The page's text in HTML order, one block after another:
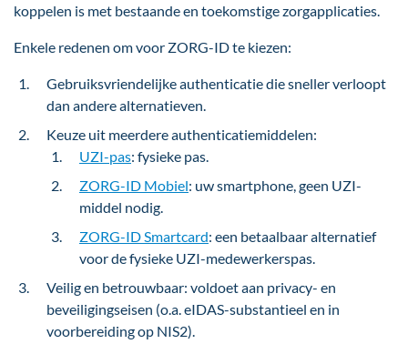
koppelen is met bestaande en toekomstige zorgapplicaties.
Enkele redenen om voor ZORG-ID te kiezen:
Gebruiksvriendelijke authenticatie die sneller verloopt
dan andere alternatieven.
Keuze uit meerdere authenticatiemiddelen:
UZI-pas: fysieke pas.
ZORG-ID Mobiel: uw smartphone, geen UZI-
middel nodig.
ZORG-ID Smartcard: een betaalbaar alternatief
voor de fysieke UZI-medewerkerspas.
Veilig en betrouwbaar: voldoet aan privacy- en
beveiligingseisen (o.a. eIDAS-substantieel en in
voorbereiding op NIS2).